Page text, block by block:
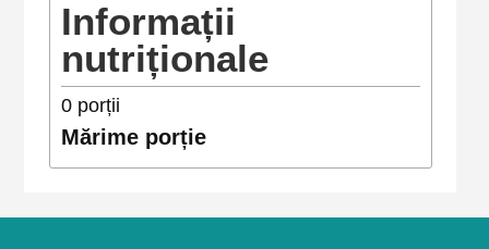
Informații
nutriționale
0porții
Mărime porție